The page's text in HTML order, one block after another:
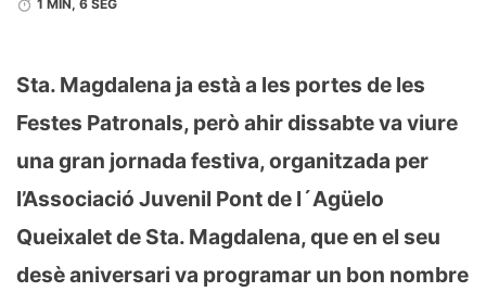
1 MIN, 6 SEG
Sta. Magdalena ja està a les portes de les
Festes Patronals, però ahir dissabte va viure
una gran jornada festiva, organitzada per
l’Associació Juvenil Pont de l´Agüelo
Queixalet de Sta. Magdalena, que en el seu
desè aniversari va programar un bon nombre